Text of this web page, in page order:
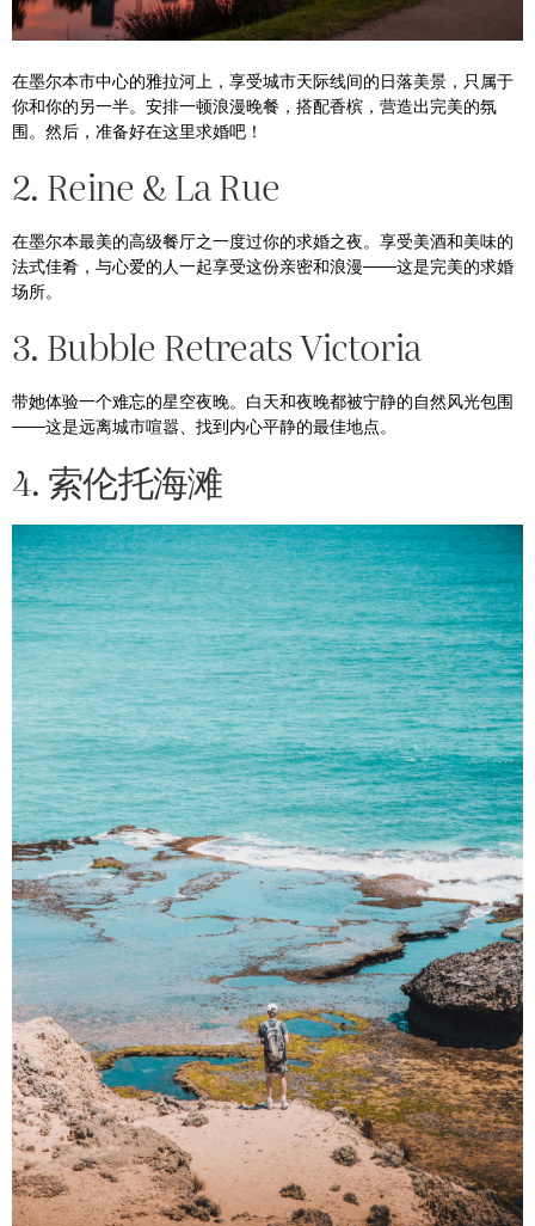
在墨尔本市中心的雅拉河上，享受城市天际线间的日落美景，只属于
你和你的另一半。安排一顿浪漫晚餐，搭配香槟，营造出完美的氛
围。然后，准备好在这里求婚吧！
2. Reine & La Rue
在墨尔本最美的高级餐厅之一度过你的求婚之夜。享受美酒和美味的
法式佳肴，与心爱的人一起享受这份亲密和浪漫——这是完美的求婚
场所。
3. Bubble Retreats Victoria
带她体验一个难忘的星空夜晚。白天和夜晚都被宁静的自然风光包围
——这是远离城市喧嚣、找到内心平静的最佳地点。
4. 索伦托海滩